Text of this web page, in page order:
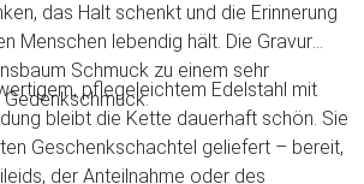
das Halt schenkt und die Erinnerung
Menschen lebendig hält. Die Gravur
Schmuck zu einem sehr
pflegeleichtem Edelstahl mit
bleibt die Kette dauerhaft schön. Sie
Geschenkschachtel geliefert – bereit,
der Anteilnahme oder des